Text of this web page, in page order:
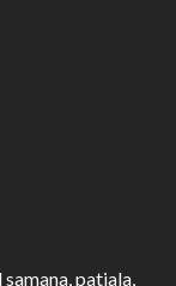
patiala,